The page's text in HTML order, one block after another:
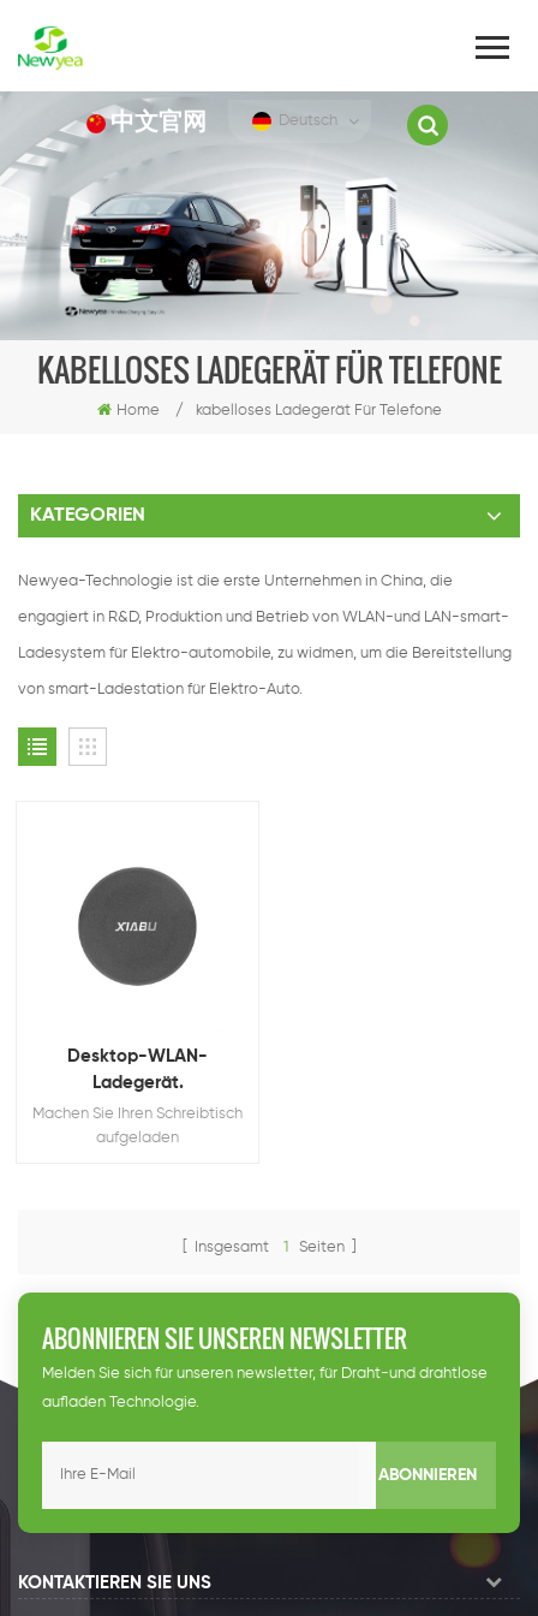
中文官网 Deutsch
KABELLOSES LADEGERÄT FÜR TELEFONE
Home / kabelloses Ladegerät Für Telefone
KATEGORIEN
Newyea-Technologie ist die erste Unternehmen in China, die
engagiert in R&D, Produktion und Betrieb von WLAN-und LAN-smart-
Ladesystem für Elektro-automobile, zu widmen, um die Bereitstellung
von smart-Ladestation für Elektro-Auto.
Desktop-WLAN-
Ladegerät.
Machen Sie Ihren Schreibtisch
aufgeladen
[ Insgesamt 1 Seiten ]
ABONNIEREN SIE UNSEREN NEWSLETTER
Melden Sie sich für unseren newsletter, für Draht-und drahtlose
aufladen Technologie.
ABONNIEREN
KONTAKTIEREN SIE UNS